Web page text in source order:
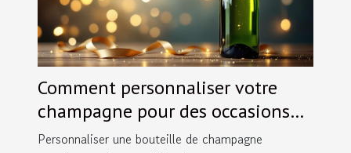
Comment personnaliser votre
champagne pour des occasions
spéciales ?
Personnaliser une bouteille de champagne